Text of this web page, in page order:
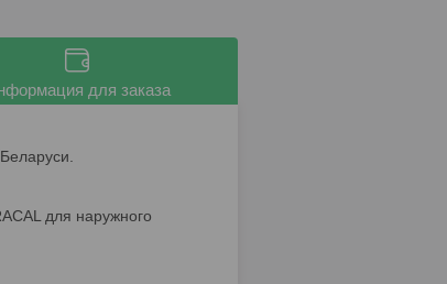
для заказа
для наружного